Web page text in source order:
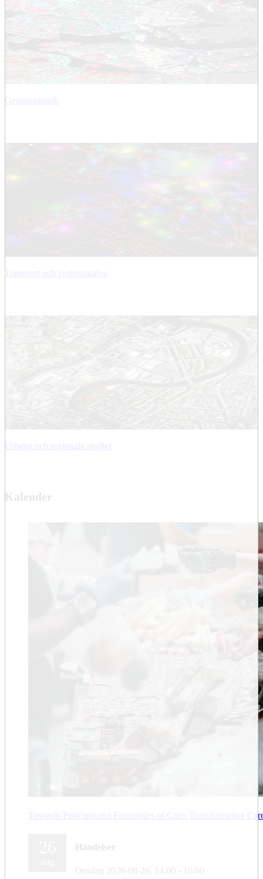
Geoinformatik
Transport och systemanalys
Urbana och regionala studier
Kalender
Towards Postcapitalist Economies of Care: Transformative
Händelser
Onsdag 2026-08-26, 14.00 - 16.00